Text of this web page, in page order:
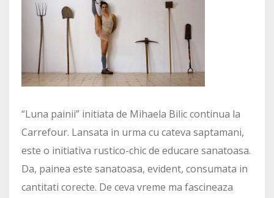
“Luna painii” initiata de Mihaela Bilic continua la
Carrefour. Lansata in urma cu cateva saptamani,
este o initiativa rustico-chic de educare sanatoasa.
Da, painea este sanatoasa, evident, consumata in
cantitati corecte. De ceva vreme ma fascineaza